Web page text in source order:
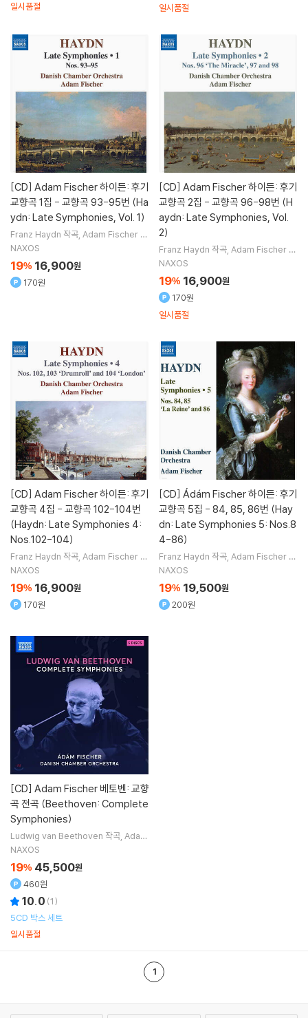
일시품절
일시품절
[CD] Adam Fischer 하이든: 후기
교향곡 1집 - 교향곡 93-95번 (Ha
ydn: Late Symphonies, Vol. 1)
Franz Haydn 작곡 Adam Fischer 지
휘 Danish Chamber Orchestra
NAXOS
19% 16,900원
170원
[CD] Adam Fischer 하이든: 후기
교향곡 2집 - 교향곡 96-98번 (H
aydn: Late Symphonies, Vol.
2)
Franz Haydn 작곡 Adam Fischer 지
휘 Danish Chamber Orchestra
NAXOS
19% 16,900원
170원
일시품절
[CD] Adam Fischer 하이든: 후기
교향곡 4집 - 교향곡 102-104번
(Haydn: Late Symphonies 4:
Nos.102-104)
Franz Haydn 작곡 Adam Fischer 지
휘 Danish Chamber Orchestra
NAXOS
19% 16,900원
170원
[CD] Ádám Fischer 하이든: 후기
교향곡 5집 - 84, 85, 86번 (Hay
dn: Late Symphonies 5: Nos.8
4-86)
Franz Haydn 작곡 Adam Fischer 지
휘 Danish Chamber Orchestra
NAXOS
19% 19,500원
200원
[CD] Adam Fischer 베토벤: 교향
곡 전곡 (Beethoven: Complete
Symphonies)
Ludwig van Beethoven 작곡 Adam
Fischer
Choir 합창
NAXOS
19% 45,500원
460원
10.0 (1)
5CD 박스 세트
일시품절
1